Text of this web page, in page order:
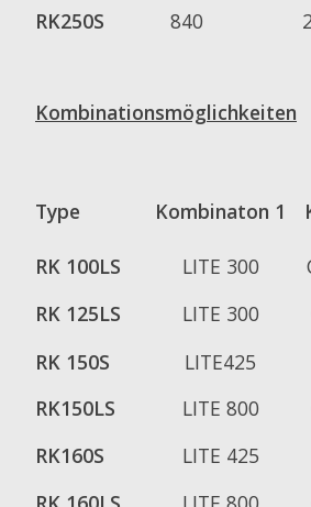
RK250S 840
Kombinationsmöglichkeiten
Type Kombinaton 1
RK 100LS LITE 300
RK 125LS
LITE 300
RK 150S
LITE425
RK150LS
LITE 800
RK160S
LITE 425